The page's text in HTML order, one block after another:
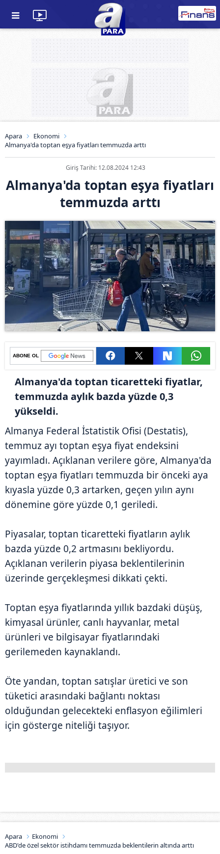
Apara
Ekonomi
Almanya'da toptan eşya fiyatları temmuzda arttı
Giriş Tarihi: 12.08.2024 12:43
Almanya'da toptan eşya fiyatları
temmuzda arttı
ABONE OL
Almanya'da toptan ticaretteki fiyatlar,
temmuzda aylık bazda yüzde 0,3
yükseldi.
Almanya Federal İstatistik Ofisi (Destatis),
temmuz ayı toptan eşya fiyat endeksini
yayımladı. Açıklanan verilere göre, Almanya'da
toptan eşya fiyatları temmuzda bir önceki aya
kıyasla yüzde 0,3 artarken, geçen yılın aynı
dönemine göre yüzde 0,1 geriledi.
Piyasalar, toptan ticaretteki fiyatların aylık
bazda yüzde 0,2 artmasını bekliyordu.
Açıklanan verilerin piyasa beklentilerinin
üzerinde gerçekleşmesi dikkati çekti.
Toptan eşya fiyatlarında yıllık bazdaki düşüş,
kimyasal ürünler, canlı hayvanlar, metal
ürünleri ve bilgisayar fiyatlarındaki
gerilemeden kaynaklandı.
Öte yandan, toptan satışlar üretici ve son
tüketici arasındaki bağlantı noktası
olduğundan gelecekteki enflasyon eğilimleri
için gösterge niteliği taşıyor.
Apara
Ekonomi
ABD'de özel sektör istihdamı temmuzda beklentilerin altında arttı